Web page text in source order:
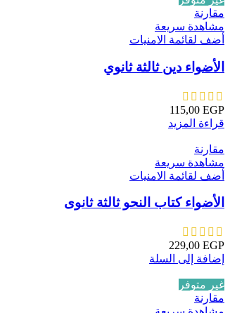
مقارنة
مشاهدة سريعة
أضف لقائمة الامنيات
الأضواء دين ثالثة ثانوي
115,00 EGP
قراءة المزيد
مقارنة
مشاهدة سريعة
أضف لقائمة الامنيات
الأضواء كتاب النحو ثالثة ثانوى
229,00 EGP
إضافة إلى السلة
غير متوفر
مقارنة